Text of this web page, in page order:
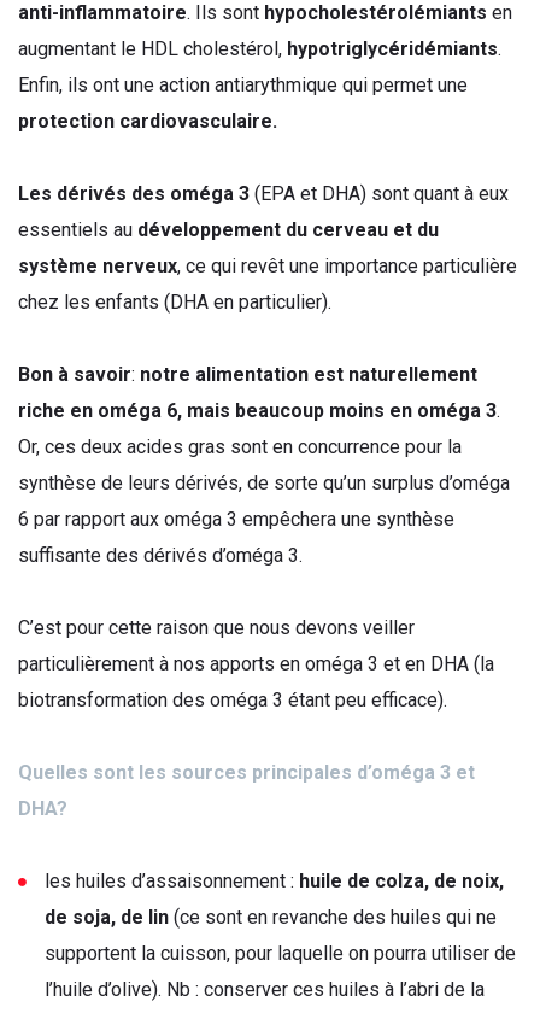
anti-inflammatoire. Ils sont hypocholestérolémiants en
augmentant le HDL cholestérol, hypotriglycéridémiants.
Enfin, ils ont une action antiarythmique qui permet une
protection cardiovasculaire.
Les dérivés des oméga 3 (EPA et DHA) sont quant à eux
essentiels au développement du cerveau et du
système nerveux, ce qui revêt une importance particulière
chez les enfants (DHA en particulier).
Bon à savoir: notre alimentation est naturellement
riche en oméga 6, mais beaucoup moins en oméga 3.
Or, ces deux acides gras sont en concurrence pour la
synthèse de leurs dérivés, de sorte qu’un surplus d’oméga
6 par rapport aux oméga 3 empêchera une synthèse
suffisante des dérivés d’oméga 3.
C’est pour cette raison que nous devons veiller
particulièrement à nos apports en oméga 3 et en DHA (la
biotransformation des oméga 3 étant peu efficace).
Quelles sont les sources principales d’oméga 3 et
DHA?
les huiles d’assaisonnement : huile de colza, de noix,
de soja, de lin (ce sont en revanche des huiles qui ne
supportent la cuisson, pour laquelle on pourra utiliser de
l’huile d’olive). Nb : conserver ces huiles à l’abri de la